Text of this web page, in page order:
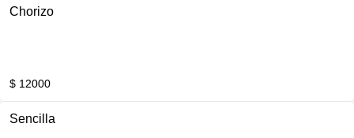
Chorizo
$ 12000
Sencilla